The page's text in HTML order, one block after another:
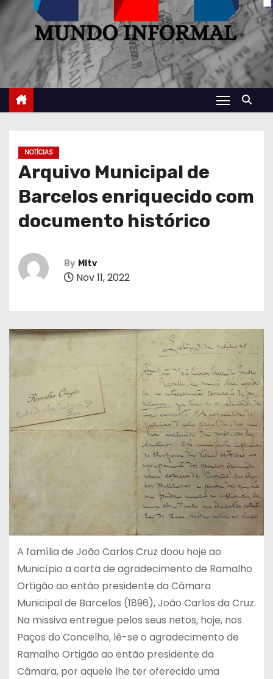
NOTÍCIAS
Arquivo Municipal de
Barcelos enriquecido com
documento histórico
By MItv
Nov 11, 2022
A família de João Carlos Cruz doou hoje ao
Município a carta de agradecimento de Ramalho
Ortigão ao então presidente da Câmara
Municipal de Barcelos (1896), João Carlos da Cruz.
Na missiva entregue pelos seus netos, hoje, nos
Paços do Concelho, lê-se o agradecimento de
Ramalho Ortigão ao então presidente da
Câmara, por aquele lhe ter oferecido uma